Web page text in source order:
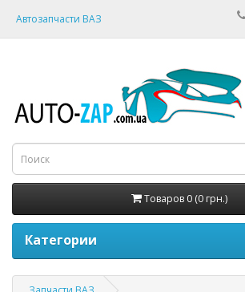
Автозапчасти ВАЗ
Товаров 0 (0 грн.)
Категории